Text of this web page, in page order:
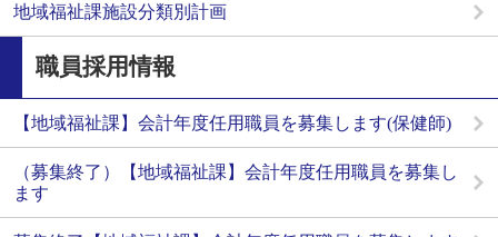
地域福祉課施設分類別計画
職員採用情報
【地域福祉課】会計年度任用職員を募集します(保健師)
（募集終了）【地域福祉課】会計年度任用職員を募集し
ます